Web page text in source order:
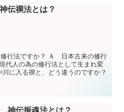
伝禊法とは？
行法ですか？ Ａ 日本古来の修行
代人の為の修行法として生まれ変
入る禊と、どう違うのですか？
神伝振魂法とは？